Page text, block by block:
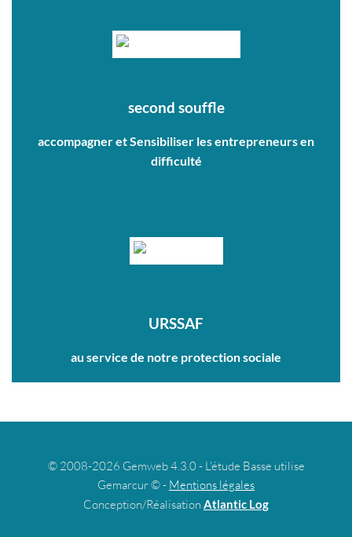
second souffle
accompagner et Sensibiliser les entrepreneurs en
difficulté
URSSAF
au service de notre protection sociale
© 2008-2026 Gemweb 4.3.0 - L'étude Basse utilise
Gemarcur © - Mentions légales
Conception/Réalisation Atlantic Log